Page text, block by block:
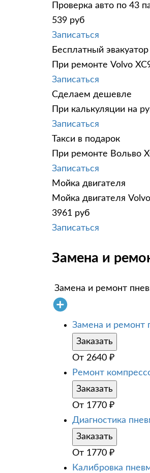
Проверка авто по 43
539 руб
Записаться
Бесплатный эвакуатор
При ремонте Volvo
Записаться
Сделаем дешевле
При калькуляции на
Записаться
Такси в подарок
При ремонте Вольво
Записаться
Мойка двигателя
Мойка двигателя
3961 руб
Записаться
Замена и
Замена и ремонт
Замена и ремонт
Заказать
От 2640 ₽
Ремонт
Заказать
От 1770 ₽
Диагностика
Заказать
От 1770 ₽
Калибровка